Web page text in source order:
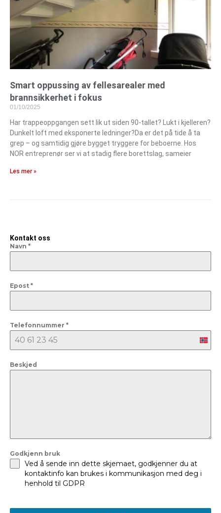
Smart oppussing av fellesarealer med
brannsikkerhet i fokus
01/10/2025
Har trappeoppgangen sett lik ut siden 90-tallet? Lukt i kjelleren?
Dunkelt loft med eksponerte ledninger?Da er det på tide å ta
grep – og samtidig gjøre bygget tryggere for beboerne. Hos
NOR entreprenør ser vi at stadig flere borettslag, sameier
Les mer »
Kontakt oss
Navn *
Epost *
Telefonnummer *
Beskjed
Godkjenn bruk
Ved å sende inn dette skjemaet, godkjenner du at
kontaktinfo kan brukes i kommunikasjon med deg i
henhold til GDPR